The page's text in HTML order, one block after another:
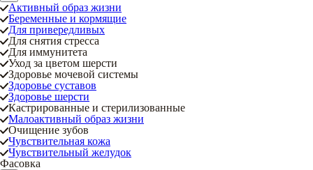
Активный образ жизни
Беременные и кормящие
Для привередливых
Для снятия стресса
Для иммунитета
Уход за цветом шерсти
Здоровье мочевой системы
Здоровье суставов
Здоровье шерсти
Кастрированные и стерилизованные
Малоактивный образ жизни
Очищение зубов
Чувствительная кожа
Чувствительный желудок
Фасовка